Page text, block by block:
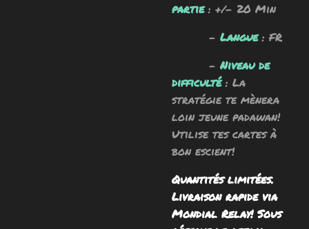
partie: +/- 20 Min
- Langue : FR
-Niveau de
difficulté: La
stratégie te mènera
loin jeune padawan!
Utilise tes cartes à
bon escient!
Quantités limitées.
Livraison rapide via
Mondial Relay! Sous